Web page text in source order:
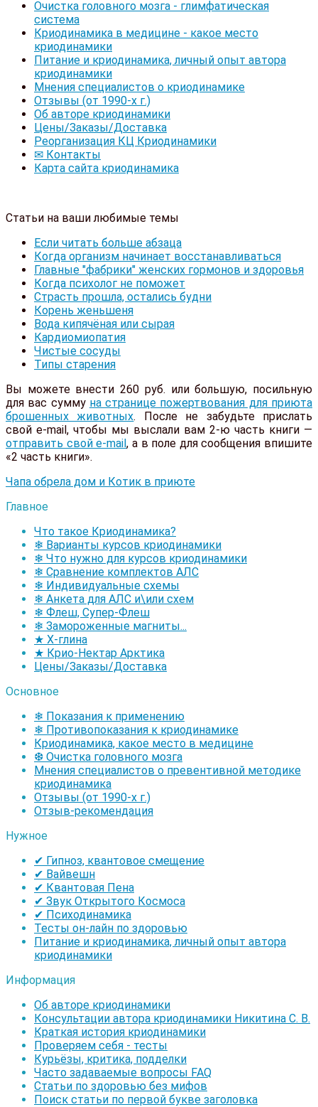
Очистка головного мозга - глимфатическая
система
Криодинамика в медицине - какое место
криодинамики
Питание и криодинамика, личный опыт автора
криодинамики
Мнения специалистов о криодинамике
Отзывы (от 1990-х г.)
Об авторе криодинамики
Цены/Заказы/Доставка
Реорганизация КЦ Криодинамики
✉ Контакты
Карта сайта криодинамика
Статьи на ваши любимые темы
Если читать больше абзаца
Когда организм начинает восстанавливаться
Главные "фабрики" женских гормонов и здоровья
Когда психолог не поможет
Страсть прошла, остались будни
Корень женьшеня
Вода кипячёная или сырая
Кардиомиопатия
Чистые сосуды
Типы старения
Вы можете внести 260 руб. или большую, посильную
для вас сумму на странице пожертвования для приюта
брошенных животных. После не забудьте прислать
свой e-mail, чтобы мы выслали вам 2-ю часть книги —
отправить свой e-mail, а в поле для сообщения впишите
«2 часть книги».
Чапа обрела дом и Котик в приюте
Главное
Что такое Криодинамика?
❄ Варианты курсов криодинамики
❄ Что нужно для курсов криодинамики
❄ Сравнение комплектов АЛС
❄ Индивидуальные схемы
❄ Анкета для АЛС и\или схем
❄ Флеш, Супер-Флеш
❄ Замороженные магниты...
★ Х-глина
★ Крио-Нектар Арктика
Цены/Заказы/Доставка
Основное
❄ Показания к применению
❄ Противопоказания к криодинамике
Криодинамика, какое место в медицине
❆ Очистка головного мозга
Мнения специалистов о превентивной методике
криодинамика
Отзывы (от 1990-х г.)
Отзыв-рекомендация
Нужное
✔ Гипноз, квантовое смещение
✔ Вайвешн
✔ Квантовая Пена
✔ Звук Открытого Космоса
✔ Психодинамика
Тесты он-лайн по здоровью
Питание и криодинамика, личный опыт автора
криодинамики
Информация
Об авторе криодинамики
Консультации автора криодинамики Никитина С. В.
Краткая история криодинамики
Проверяем себя - тесты
Курьёзы, критика, подделки
Часто задаваемые вопросы FAQ
Статьи по здоровью без мифов
Поиск статьи по первой букве заголовка